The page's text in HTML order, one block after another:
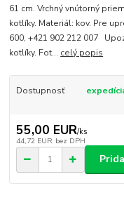
61 cm. Vrchný vnútorný
kotlíky. Materiál: kov. Pre
600, +421 902 212 007
kotlíky. Fot... celý popis
Dostupnosť
55,00 EUR/ks
44,72 EUR bez DPH